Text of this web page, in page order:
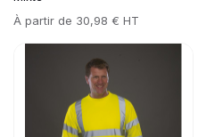
Prix
À partir de 30,98 € HT